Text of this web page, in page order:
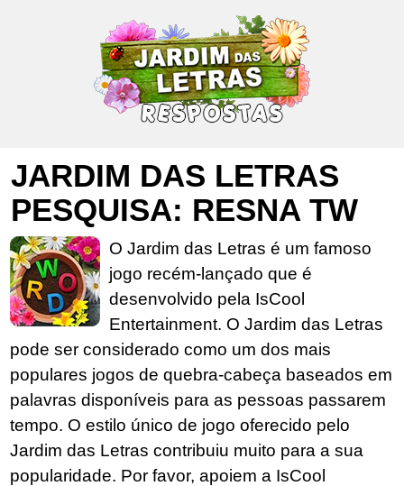
JARDIM DAS LETRAS
PESQUISA: RESNA TW
O Jardim das Letras é um famoso
jogo recém-lançado que é
desenvolvido pela IsCool
Entertainment. O Jardim das Letras
pode ser considerado como um dos mais
populares jogos de quebra-cabeça baseados em
palavras disponíveis para as pessoas passarem
tempo. O estilo único de jogo oferecido pelo
Jardim das Letras contribuiu muito para a sua
popularidade. Por favor, apoiem a IsCool